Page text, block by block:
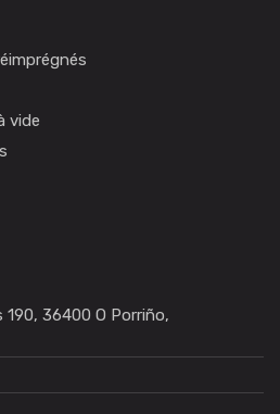
vide
190, 36400 O Porriño,